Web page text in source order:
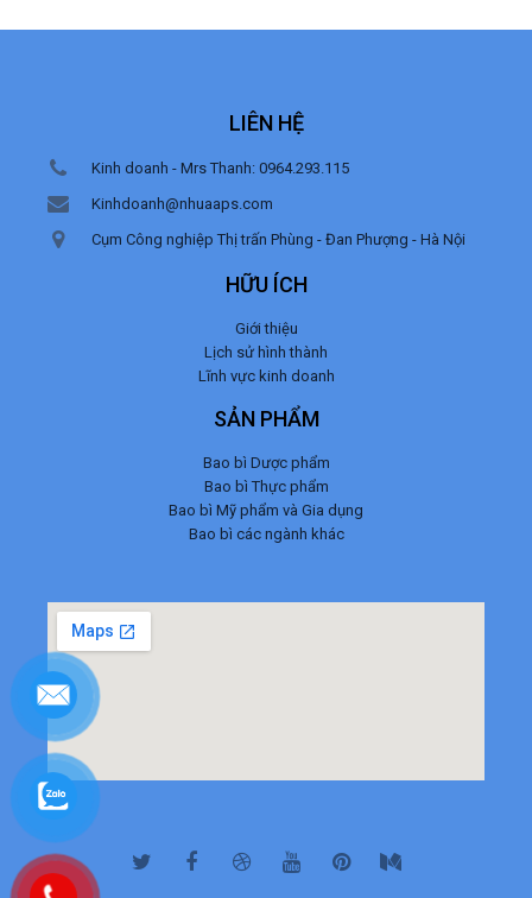
LIÊN HỆ
Kinh doanh - Mrs Thanh: 0964.293.115
Kinhdoanh@nhuaaps.com
Cụm Công nghiệp Thị trấn Phùng - Đan Phượng - Hà Nội
HỮU ÍCH
Giới thiệu
Lịch sử hình thành
Lĩnh vực kinh doanh
SẢN PHẨM
Bao bì Dược phẩm
Bao bì Thực phẩm
Bao bì Mỹ phẩm và Gia dụng
Bao bì các ngành khác